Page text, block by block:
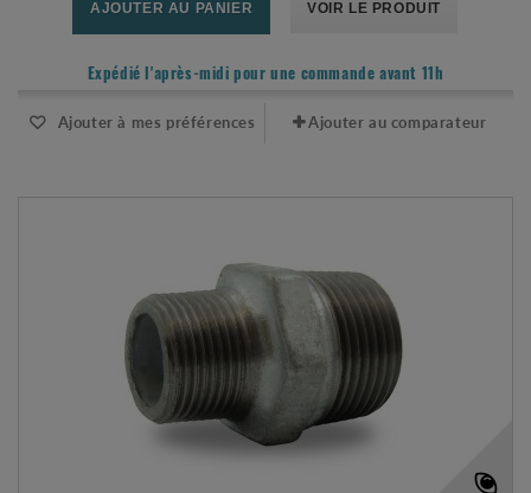
AJOUTER AU PANIER VOIR LE PRODUIT
Expédié l'après-midi pour une commande avant 11h
Ajouter à mes préférences Ajouter au comparateur